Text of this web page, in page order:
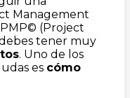
Management
(Project
tener muy
. Uno de los
es cómo